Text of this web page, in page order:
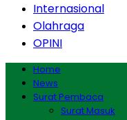
Internasional
Olahraga
OPINI
Home
News
Surat Pembaca
Surat Masuk